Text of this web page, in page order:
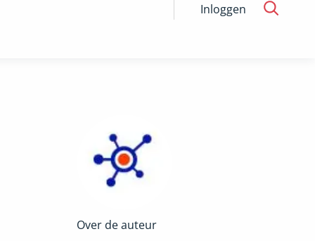
Inloggen
Over de auteur